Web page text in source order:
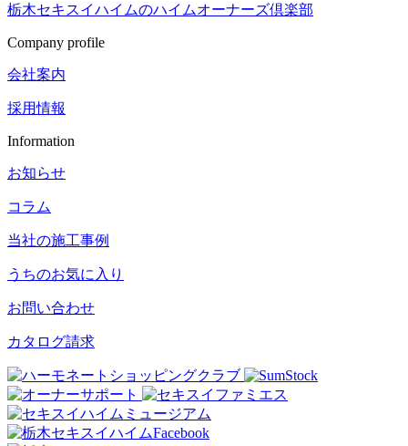
栃木セキスイハイムのハイムオーナーズ倶楽部
Company profile
会社案内
採用情報
Information
お知らせ
コラム
当社の施工事例
うちのお気に入り
お問い合わせ
カタログ請求